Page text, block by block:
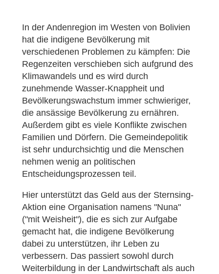
In der Andenregion im Westen von Bolivien
hat die indigene Bevölkerung mit
verschiedenen Problemen zu kämpfen: Die
Regenzeiten verschieben sich aufgrund des
Klimawandels und es wird durch
zunehmende Wasser-Knappheit und
Bevölkerungswachstum immer schwieriger,
die ansässige Bevölkerung zu ernähren.
Außerdem gibt es viele Konflikte zwischen
Familien und Dörfern. Die Gemeindepolitik
ist sehr undurchsichtig und die Menschen
nehmen wenig an politischen
Entscheidungsprozessen teil.
Hier unterstützt das Geld aus der Sternsing-
Aktion eine Organisation namens "Nuna"
("mit Weisheit"), die es sich zur Aufgabe
gemacht hat, die indigene Bevölkerung
dabei zu unterstützen, ihr Leben zu
verbessern. Das passiert sowohl durch
Weiterbildung in der Landwirtschaft als auch